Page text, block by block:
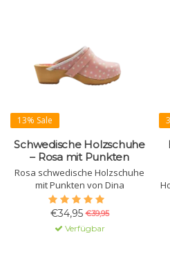
13% Sale
Schwedische Holzschuhe
– Rosa mit Punkten
Rosa schwedische Holzschuhe
mit Punkten von Dina
€34,95 €39,95
Verfügbar